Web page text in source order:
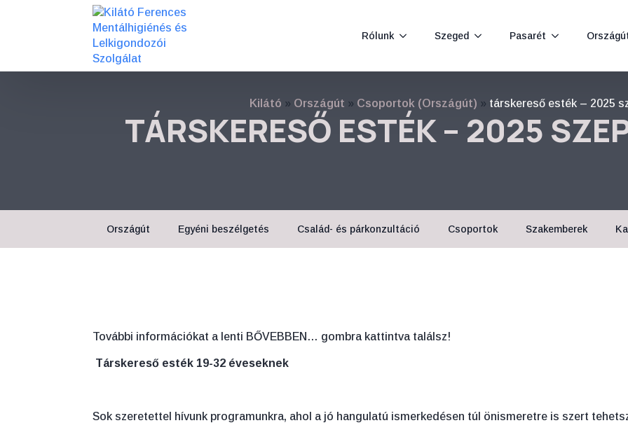
Rólunk Szeged Pasarét
Kilátó » Országút » Csoportok (Országút) » társkereső esték – 2025
TÁRSKERESŐ ESTÉK – 2025
Országút Egyéni beszélgetés Család- és párkonzultáció Csoportok Szakemberek
További információkat a lenti BŐVEBBEN… gombra kattintva találsz!
Társkereső esték 19-32 éveseknek
Sok szeretettel hívunk programunkra, ahol a jó hangulatú ismerkedésen túl önismeretre is szert